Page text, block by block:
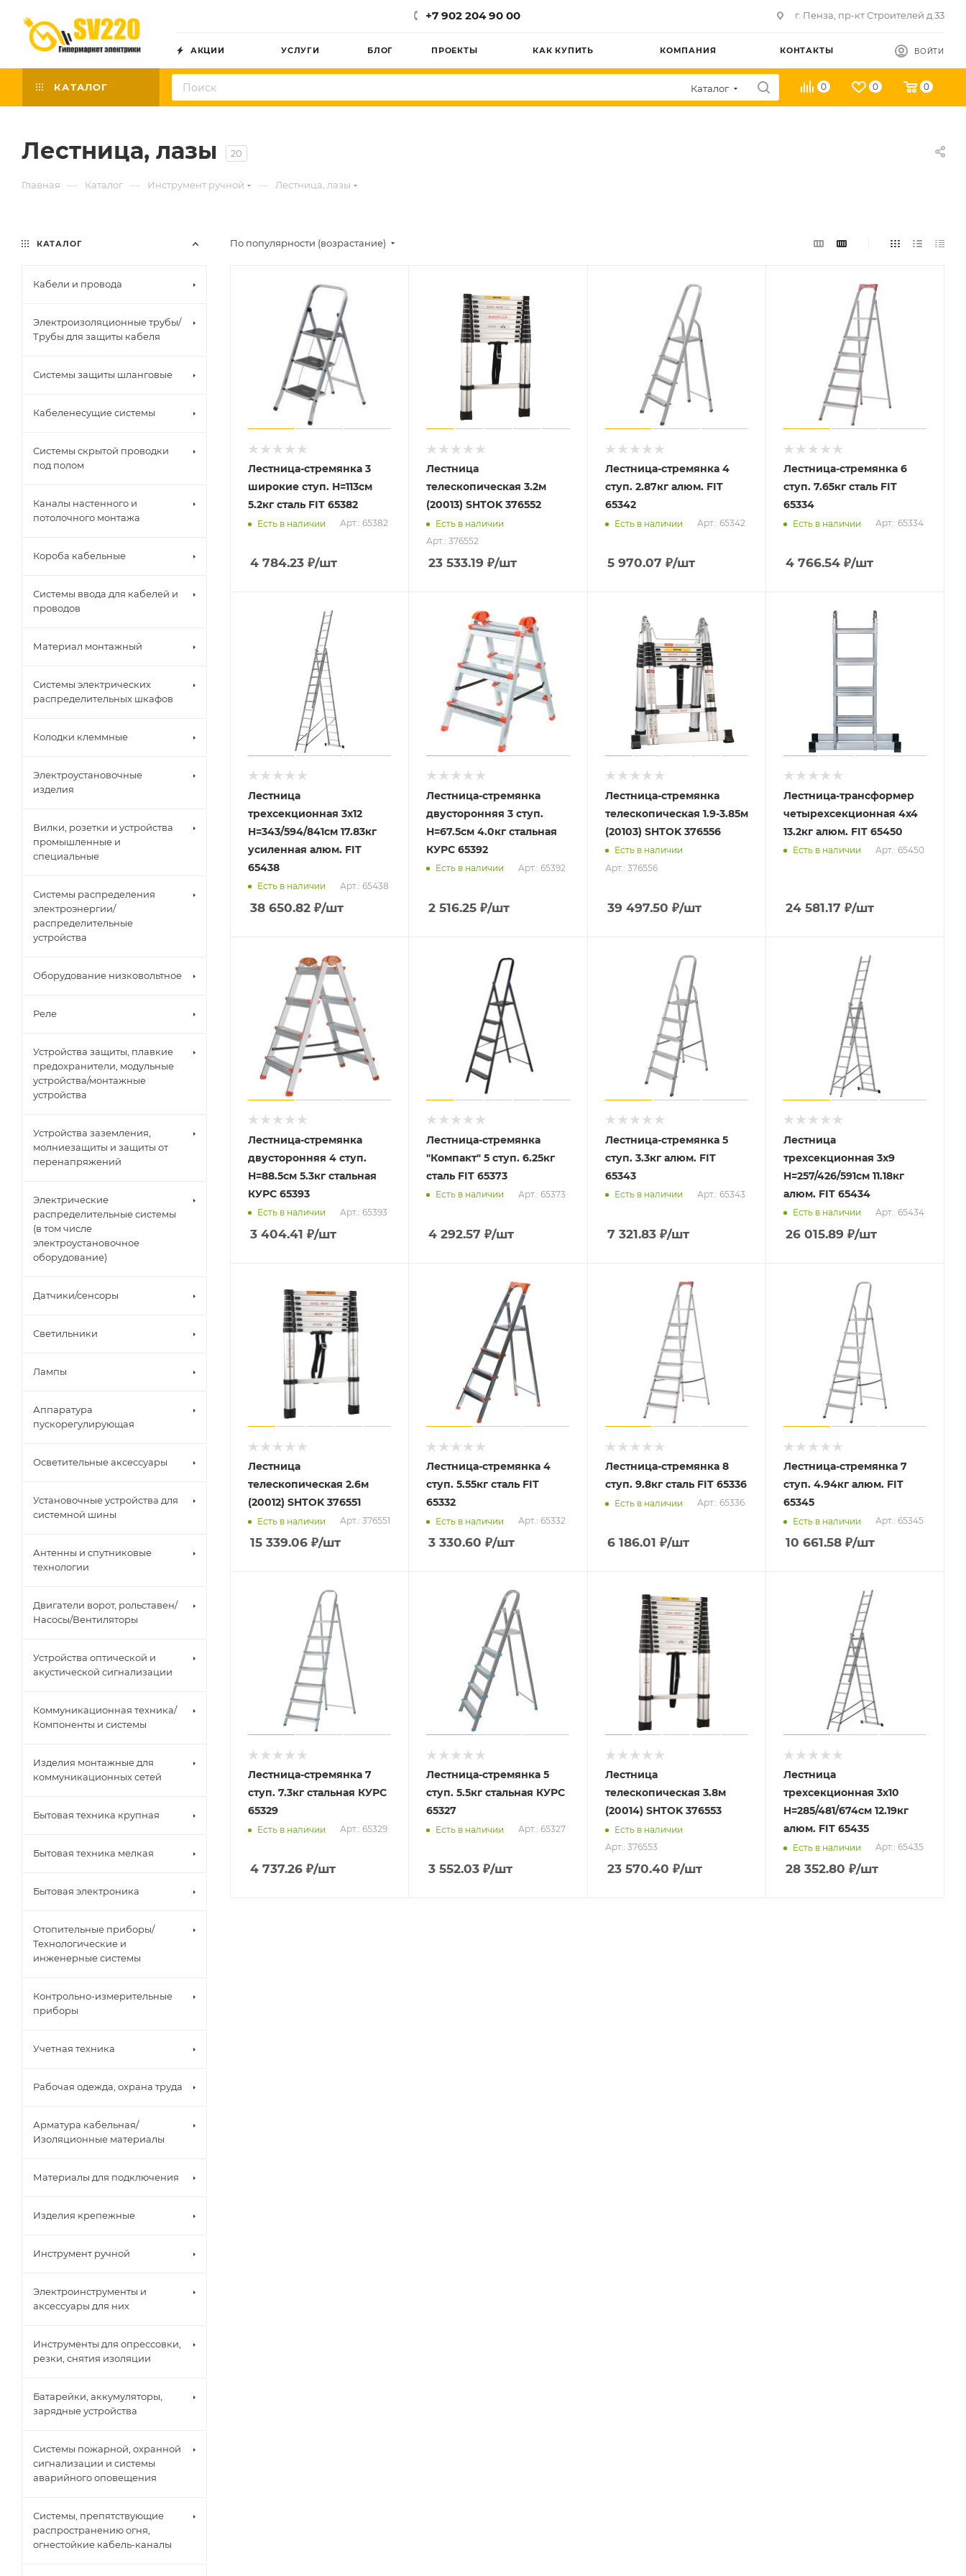
+7 902 204 90 00 г. Пенза, пр-кт Строителей д.33
АКЦИИ УСЛУГИ БЛОГ ПРОЕКТЫ КАК КУПИТЬ КОМПАНИЯ КОНТАКТЫ ВОЙТИ
КАТАЛОГ Каталог 0 0 0
Лестница, лазы 20
Главная — Каталог — Инструмент ручной — Лестница, лазы
По популярности (возрастание)
Лестница-стремянка 3
широкие ступ. Н=113см
5.2кг сталь FIT 65382
Есть в наличии Арт.: 65382
4 784.23 ₽/шт
Лестница
телескопическая 3.2м
(20013) SHTOK 376552
Есть в наличии
Арт.: 376552
23 533.19 ₽/шт
Лестница-стремянка 4
ступ. 2.87кг алюм. FIT
65342
Есть в наличии Арт.: 65342
5 970.07 ₽/шт
Лестница-стремянка 6
ступ. 7.65кг сталь FIT
65334
Есть в наличии Арт.: 65334
4 766.54₽/шт
Лестница
трехсекционная 3х12
H=343/594/841см 17.83кг
усиленная алюм. FIT
65438
Есть в наличии Арт.: 65438
38 650.82 ₽/шт
Лестница-стремянка
двусторонняя 3 ступ.
Н=67.5см 4.0кг стальная
КУРС 65392
Есть в наличии Арт.: 65392
2 516.25 ₽/шт
Лестница-стремянка
телескопическая 1.9-3.85м
(20103) SHTOK 376556
Есть в наличии
Арт.: 376556
39 497.50 ₽/шт
Лестница-трансформер
четырехсекционная 4х4
13.2кг алюм. FIT 65450
Есть в наличии Арт.: 65450
24 581.17 ₽/шт
Лестница-стремянка
двусторонняя 4 ступ.
Н=88.5см 5.3кг стальная
КУРС 65393
Есть в наличии Арт.: 65393
3 404.41 ₽/шт
Лестница-стремянка
"Компакт" 5 ступ. 6.25кг
сталь FIT 65373
Есть в наличии Арт.: 65373
4 292.57 ₽/шт
Лестница-стремянка 5
ступ. 3.3кг алюм. FIT
65343
Есть в наличии Арт.: 65343
7 321.83₽/шт
Лестница
трехсекционная 3х9
H=257/426/591см 11.18кг
алюм. FIT 65434
Есть в наличии Арт.: 65434
26 015.89 ₽/шт
Лестница
телескопическая 2.6м
(20012) SHTOK 376551
Есть в наличии Арт.: 376551
15 339.06 ₽/шт
Лестница-стремянка 4
ступ. 5.55кг сталь FIT
65332
Есть в наличии Арт.: 65332
3 330.60 ₽/шт
Лестница-стремянка 8
ступ. 9.8кг сталь FIT 65336
Есть в наличии Арт.: 65336
6 186.01 ₽/шт
Лестница-стремянка 7
ступ. 4.94кг алюм. FIT
65345
Есть в наличии Арт.: 65345
10 661.58₽/шт
Лестница-стремянка 7
ступ. 7.3кг стальная КУРС
65329
Есть в наличии Арт.: 65329
4 737.26 ₽/шт
Лестница-стремянка 5
ступ. 5.5кг стальная КУРС
65327
Есть в наличии Арт.: 65327
3 552.03 ₽/шт
Лестница
телескопическая 3.8м
(20014) SHTOK 376553
Есть в наличии
Арт.: 376553
23 570.40 ₽/шт
Лестница
трехсекционная 3х10
H=285/481/674см 12.19кг
алюм. FIT 65435
Есть в наличии Арт.: 65435
28 352.80 ₽/шт
КАТАЛОГ
Кабели и провода
Электроизоляционные трубы/
Трубы для защиты кабеля
Системы защиты шланговые
Кабеленесущие системы
Системы скрытой проводки
под полом
Каналы настенного и
потолочного монтажа
Короба кабельные
Системы ввода для кабелей и
проводов
Материал монтажный
Системы электрических
распределительных шкафов
Колодки клеммные
Электроустановочные
изделия
Вилки, розетки и устройства
промышленные и
специальные
Системы распределения
электроэнергии/
распределительные
устройства
Оборудование низковольтное
Реле
Устройства защиты, плавкие
предохранители, модульные
устройства/монтажные
устройства
Устройства заземления,
молниезащиты и защиты от
перенапряжений
Электрические
распределительные системы
(в том числе
электроустановочное
оборудование)
Датчики/сенсоры
Светильники
Лампы
Аппаратура
пускорегулирующая
Осветительные аксессуары
Установочные устройства для
системной шины
Антенны и спутниковые
технологии
Двигатели ворот, рольставен/
Насосы/Вентиляторы
Устройства оптической и
акустической сигнализации
Коммуникационная техника/
Компоненты и системы
Изделия монтажные для
коммуникационных сетей
Бытовая техника крупная
Бытовая техника мелкая
Бытовая электроника
Отопительные приборы/
Технологические и
инженерные системы
Контрольно-измерительные
приборы
Учетная техника
Рабочая одежда, охрана труда
Арматура кабельная/
Изоляционные материалы
Материалы для подключения
Изделия крепежные
Инструмент ручной
Электроинструменты и
аксессуары для них
Инструменты для опрессовки,
резки, снятия изоляции
Батарейки, аккумуляторы,
зарядные устройства
Системы пожарной, охранной
сигнализации и системы
аварийного оповещения
Системы, препятствующие
распространению огня,
огнестойкие кабель-каналы